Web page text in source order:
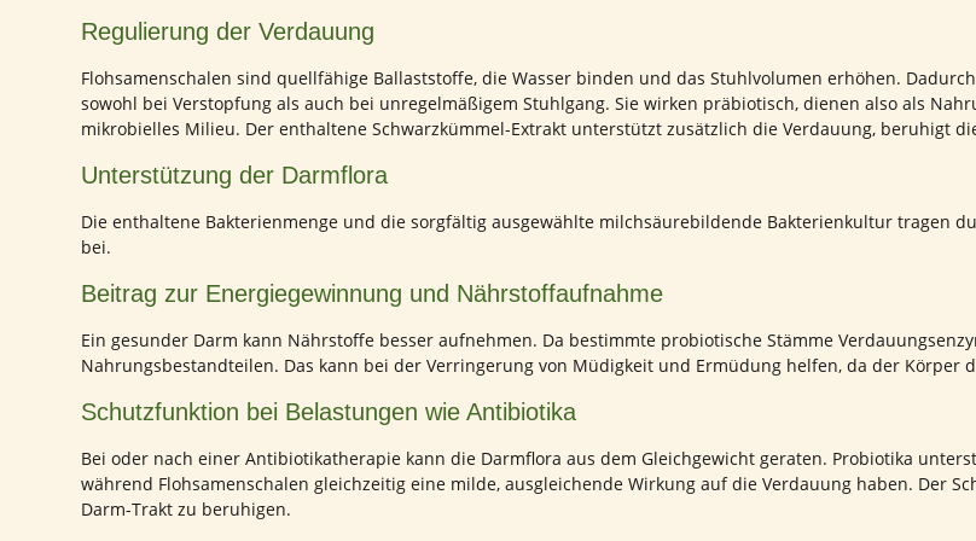
Regulierung der Verdauung
Flohsamenschalen sind quellfähige Ballaststoffe, die Wasser binden und das Stuhlvolumen erhöhen.
sowohl bei Verstopfung als auch bei unregelmäßigem Stuhlgang. Sie wirken präbiotisch, dienen also als
mikrobielles Milieu. Der enthaltene Schwarzkümmel-Extrakt unterstützt zusätzlich die Verdauung, beruhigt
Unterstützung der Darmflora
Die enthaltene Bakterienmenge und die sorgfältig ausgewählte milchsäurebildende Bakterienkultur tragen
bei.
Beitrag zur Energiegewinnung und Nährstoffaufnahme
Ein gesunder Darm kann Nährstoffe besser aufnehmen. Da bestimmte probiotische Stämme
Nahrungsbestandteilen. Das kann bei der Verringerung von Müdigkeit und Ermüdung helfen, da der
Schutzfunktion bei Belastungen wie Antibiotika
Bei oder nach einer Antibiotikatherapie kann die Darmflora aus dem Gleichgewicht geraten. Probiotika
während Flohsamenschalen gleichzeitig eine milde, ausgleichende Wirkung auf die Verdauung haben. Der
Darm-Trakt zu beruhigen.